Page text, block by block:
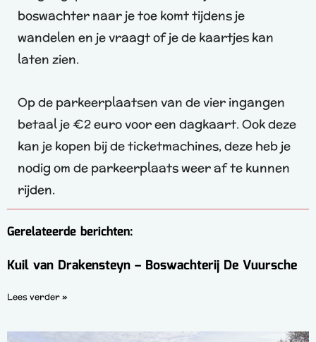
boswachter naar je toe komt tijdens je
wandelen en je vraagt of je de kaartjes kan
laten zien.
Op de parkeerplaatsen van de vier ingangen
betaal je €2 euro voor een dagkaart. Ook deze
kan je kopen bij de ticketmachines, deze heb je
nodig om de parkeerplaats weer af te kunnen
rijden.
Gerelateerde berichten:
Kuil van Drakensteyn – Boswachterij De Vuursche
Lees verder »